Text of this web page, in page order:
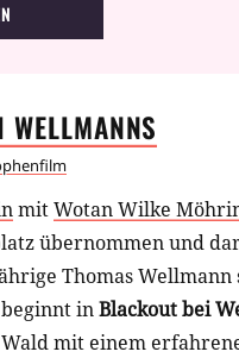
WELLMANNS
mitWotan Wilke
übernommen und
Thomas
inBlackout bei
mit einem